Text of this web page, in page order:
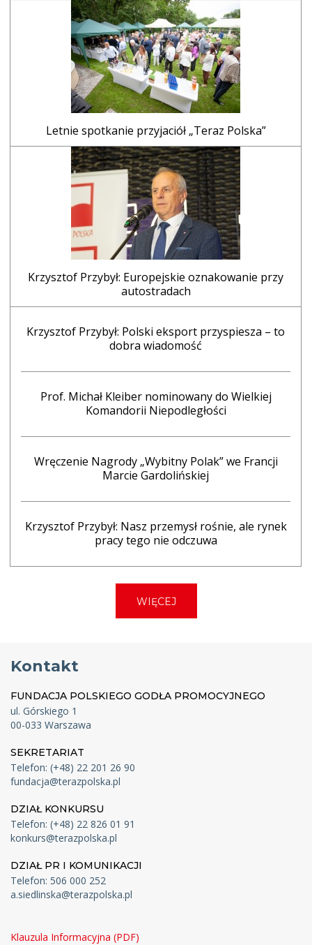
Letnie spotkanie przyjaciół „Teraz Polska”
Krzysztof Przybył: Europejskie oznakowanie przy
autostradach
Krzysztof Przybył: Polski eksport przyspiesza – to
dobra wiadomość
Prof. Michał Kleiber nominowany do Wielkiej
Komandorii Niepodległości
Wręczenie Nagrody „Wybitny Polak” we Francji
Marcie Gardolińskiej
Krzysztof Przybył: Nasz przemysł rośnie, ale rynek
pracy tego nie odczuwa
WIĘCEJ
Kontakt
FUNDACJA POLSKIEGO GODŁA PROMOCYJNEGO
ul. Górskiego 1
00-033 Warszawa
SEKRETARIAT
Telefon: (+48) 22 201 26 90
fundacja@terazpolska.pl
DZIAŁ KONKURSU
Telefon: (+48) 22 826 01 91
konkurs@terazpolska.pl
DZIAŁ PR I KOMUNIKACJI
Telefon: 506 000 252
a.siedlinska@terazpolska.pl
Klauzula Informacyjna (PDF)